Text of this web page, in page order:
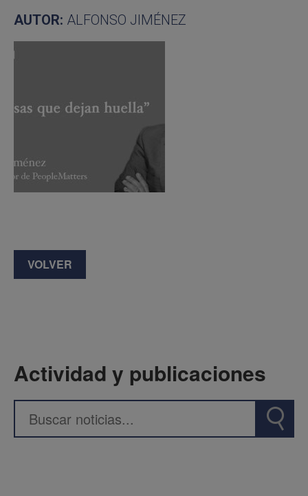
AUTOR: ALFONSO JIMÉNEZ
VOLVER
Actividad y publicaciones